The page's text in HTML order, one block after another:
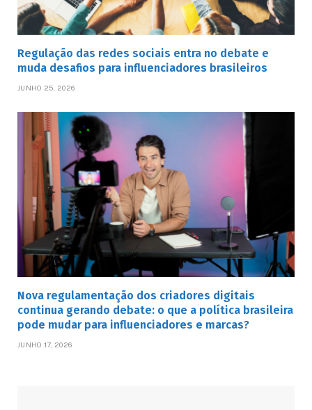
Regulação das redes sociais entra no debate e
muda desafios para influenciadores brasileiros
JUNHO 25, 2026
Nova regulamentação dos criadores digitais
continua gerando debate: o que a política brasileira
pode mudar para influenciadores e marcas?
JUNHO 17, 2026